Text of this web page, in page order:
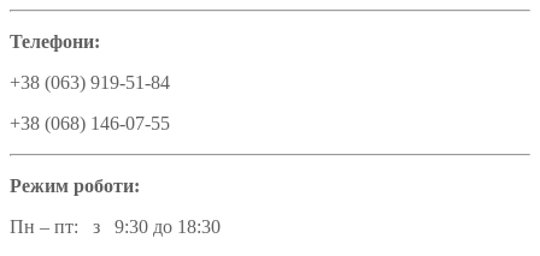
Телефони:
+38 (063) 919-51-84
+38 (068) 146-07-55
Режим роботи:
Пн – пт: з 9:30 до 18:30